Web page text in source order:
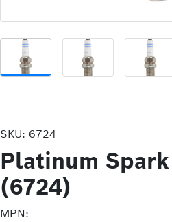
SKU: 6724
Platinum
(6724)
MPN: